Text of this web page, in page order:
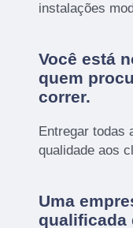
instalações
Você está
quem
correr.
Entregar todas
qualidade aos
Uma
qualificada